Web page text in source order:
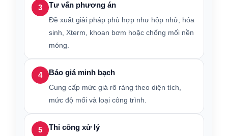
3 Tư vấn phương án
Đề xuất giải pháp phù hợp như hộp nhử, hóa
sinh, Xterm, khoan bơm hoặc chống mối nền
móng.
4 Báo giá minh bạch
Cung cấp mức giá rõ ràng theo diện tích,
mức độ mối và loại công trình.
5 Thi công xử lý